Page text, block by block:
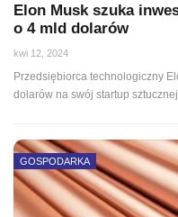
Elon Musk szuka
o 4 mld dolarów
kwi 12, 2024
Przedsiębiorca technologiczny
dolarów na swój startup
GOSPODARKA